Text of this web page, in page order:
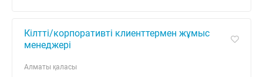
Кілтті/корпоративті клиенттермен жұмыс
менеджері
Алматы қаласы